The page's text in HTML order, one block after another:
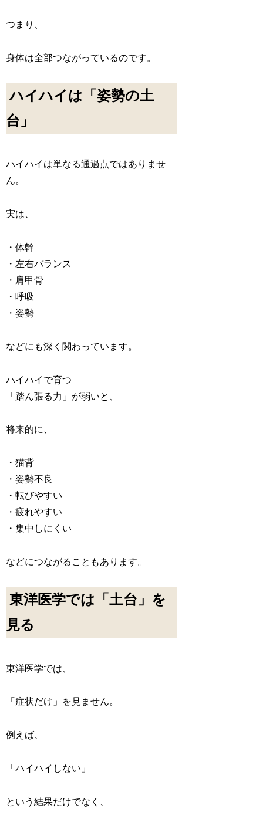
つまり、
身体は全部つながっているのです。
ハイハイは「姿勢の土
台」
ハイハイは単なる通過点ではありませ
ん。
実は、
・体幹
・左右バランス
・肩甲骨
・呼吸
・姿勢
などにも深く関わっています。
ハイハイで育つ
「踏ん張る力」が弱いと、
将来的に、
・猫背
・姿勢不良
・転びやすい
・疲れやすい
・集中しにくい
などにつながることもあります。
東洋医学では「土台」を
見る
東洋医学では、
「症状だけ」を見ません。
例えば、
「ハイハイしない」
という結果だけでなく、